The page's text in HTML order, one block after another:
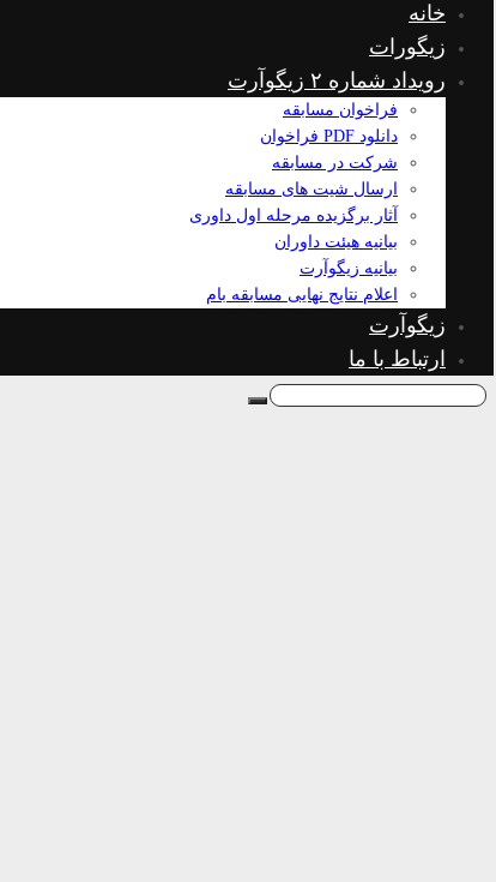
خانه
زیگورات
رویداد شماره ۲ زیگوآرت
فراخوان مسابقه
دانلود PDF فراخوان
شرکت در مسابقه
ارسال شیت های مسابقه
آثار برگزیده مرحله اول داوری
بیانیه هیئت داوران
بیانیه زیگوآرت
اعلام نتایج نهایی مسابقه بام
زیگوآرت
ارتباط با ما